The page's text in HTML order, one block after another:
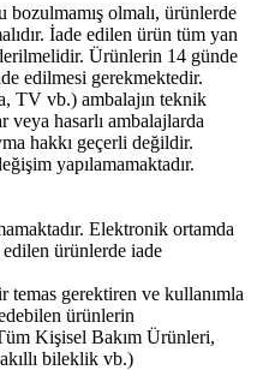
olmalı, ürünlerde
İade edilen ürün tüm yan
Ürünlerin 14 günde
edilmesi gerekmektedir.
TV vb.) ambalajın teknik
veya hasarlı ambalajlarda
hakkı geçerli değildir.
yapılamamaktadır.
Elektronik ortamda
ürünlerde iade
temas gerektiren ve kullanımla
ürünlerin
Kişisel Bakım Ürünleri,
bileklik vb.)